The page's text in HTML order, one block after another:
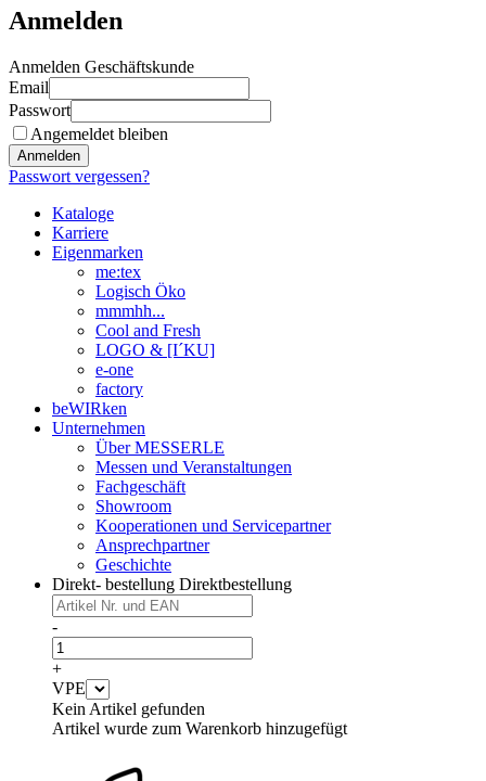
Anmelden
Anmelden Geschäftskunde
Email
Passwort
Angemeldet bleiben
Anmelden
Passwort vergessen?
Kataloge
Karriere
Eigenmarken
me:tex
Logisch Öko
mmmhh...
Cool and Fresh
LOGO & [I´KU]
e-one
factory
beWIRken
Unternehmen
Über MESSERLE
Messen und Veranstaltungen
Fachgeschäft
Showroom
Kooperationen und Servicepartner
Ansprechpartner
Geschichte
Direkt- bestellung Direktbestellung
-
+
VPE
Kein Artikel gefunden
Artikel wurde zum Warenkorb hinzugefügt